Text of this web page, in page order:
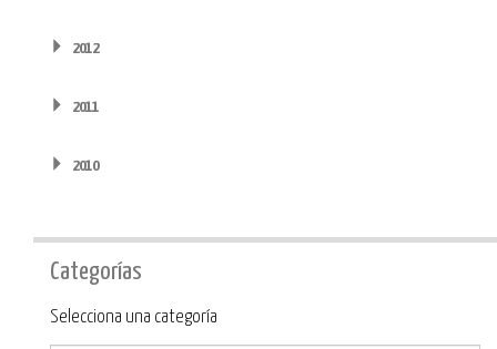
2012
2011
2010
Categorías
Categoría
Selecciona una categoría